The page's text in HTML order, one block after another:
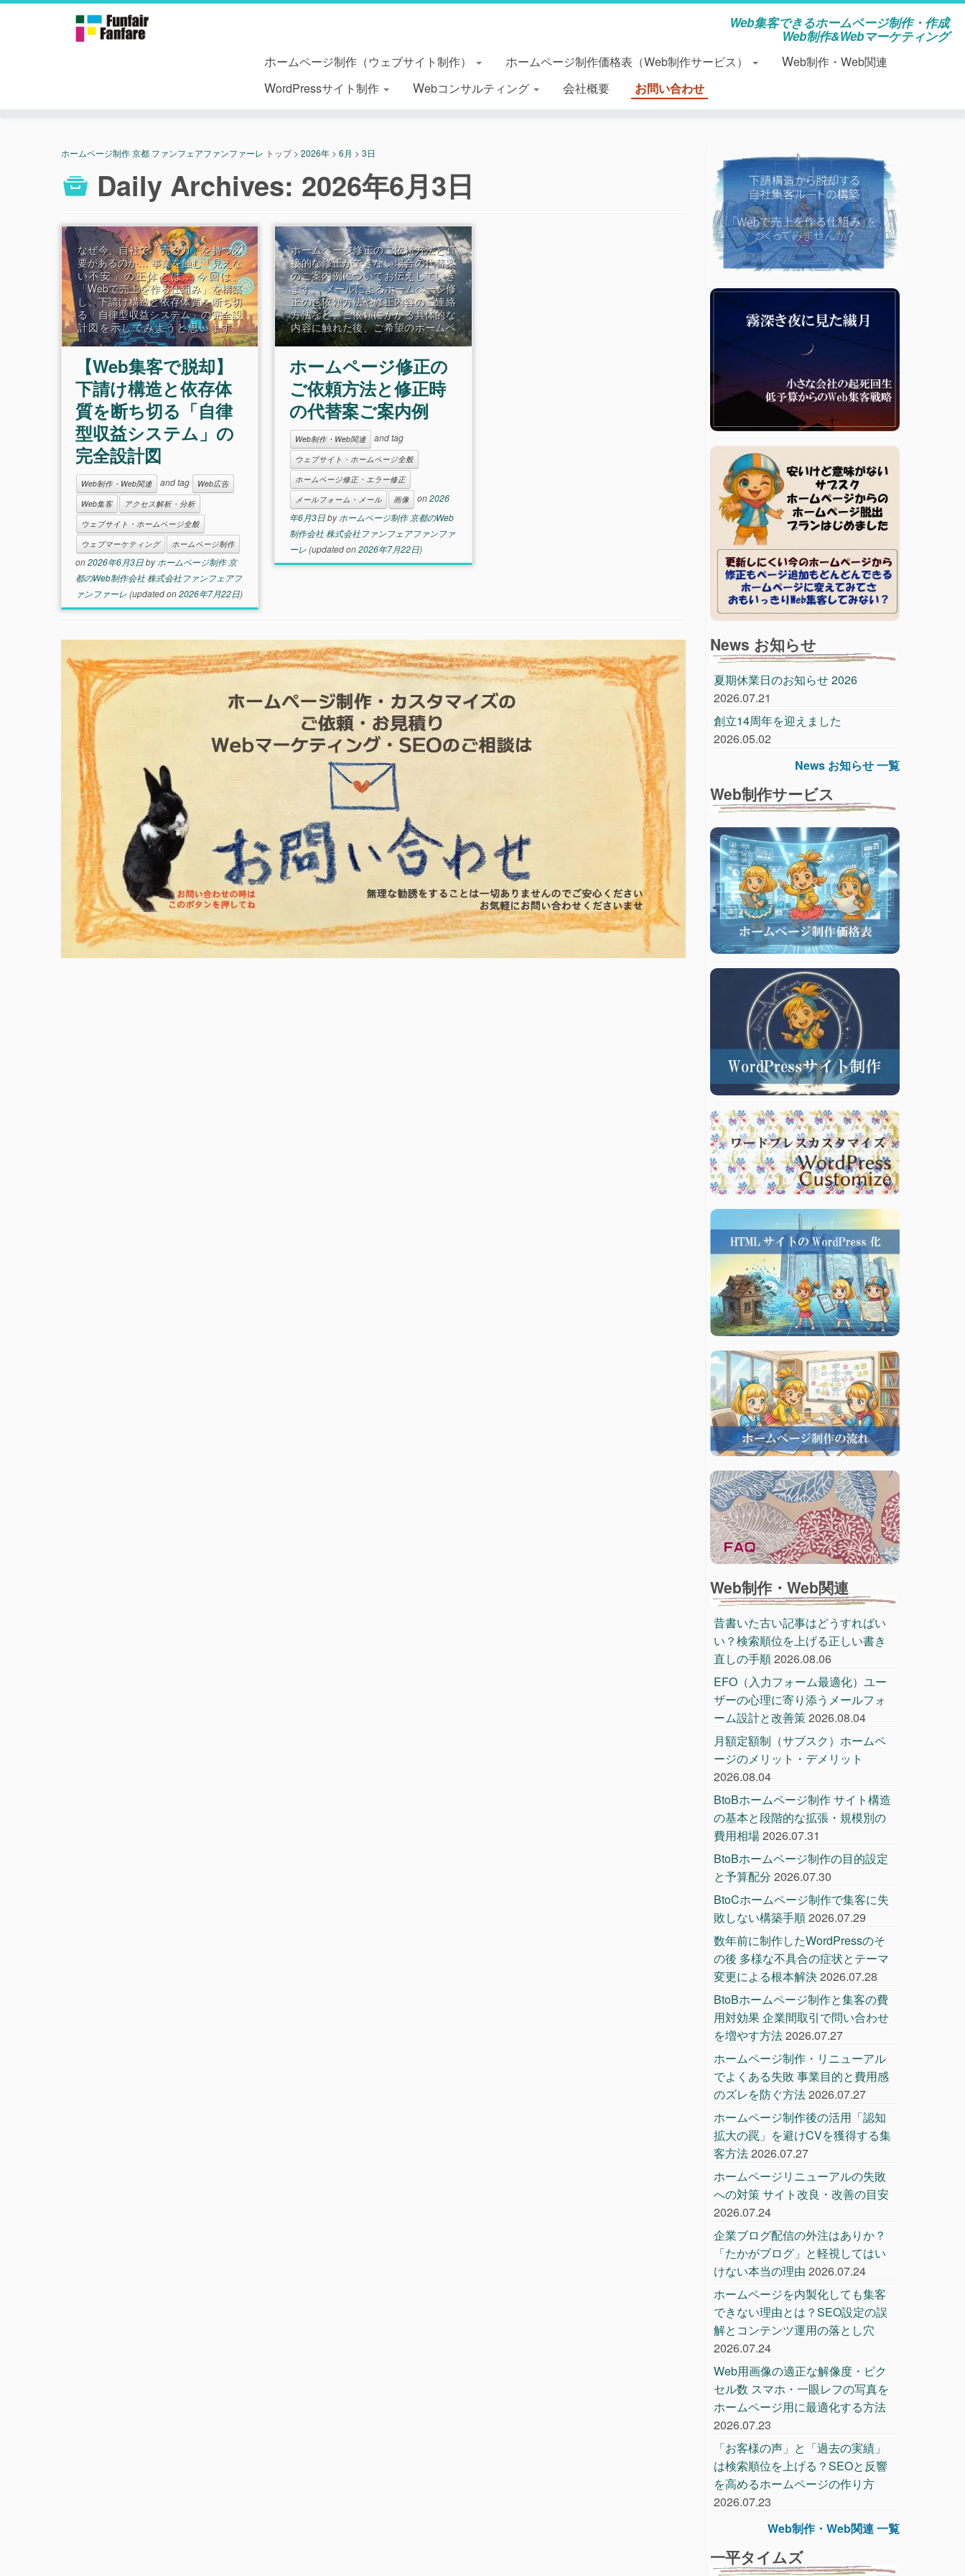
Web集客できるホームページ制作・作成
Web制作&Webマーケティング
ホームページ制作（ウェブサイト制作） ホームページ制作価格表（Web制作サービス）
Web制作・Web関連
WordPressサイト制作
Webコンサルティング 会社概要 お問い合わせ
ホームページ制作 京都 ファンフェアファンファーレ トップ> 2026年 > 6月 > 3日
Daily Archives: 2026年6月3日
なぜ今、自社で「売る力」を持つ必
要があるのか… 事業を蝕む「見えな
い不安」の正体とは… 今回は、
「Webで売上を作る仕組み」を構築
し、下請け構造と依存体質を断ち切
る「自律型収益システム」の完全設
計図を示してみようと思います。
「Web集客」によって、企業の持つ
安」から脱却するというテーマでお
送りします。 端的には、もし代理店
や商社
【Web集客で脱却】
下請け構造と依存体
質を断ち切る「自律
型収益システム」の
完全設計図
Web制作・Web関連 and tag
Web広告
Web集客
アクセス解析・分析
ウェブサイト・ホームページ全般
ウェブマーケティング
ホームページ制作
on2026年6月3日byホームページ制作 京
都のWeb制作会社 株式会社ファンフェアフ
ァンファーレ(updated on2026年7月22日)
ホームページ修正のご依頼方法と直
接的な修正ができない場合の代替案
のご案内例についてお伝えしていき
ます。 メールによるホームページ修
正のご依頼方法や修正内容のご連絡
方法など、ご依頼にかかる具体的な
内容に触れた後、ご希望のホームペ
ージ修正が難しい場合の代替案のご
「ホームページの修正を依頼するに
しても、メールでどうやって伝えた
らい
ホームページ修正の
ご依頼方法と修正時
の代替案ご案内例
Web制作・Web関連 and tag
ウェブサイト・ホームページ全般
ホームページ修正・エラー修正
メールフォーム・メール
画像 on2026
年6月3日 byホームページ制作 京都のWeb
制作会社 株式会社ファンフェアファンファ
ーレ(updated on2026年7月22日)
News お知らせ
夏期休業日のお知らせ 2026
2026.07.21
創立14周年を迎えました
2026.05.02
News お知らせ 一覧
Web制作サービス
Web制作・Web関連
昔書いた古い記事はどうすればい
い？検索順位を上げる正しい書き
直しの手順2026.08.06
EFO（入力フォーム最適化）ユー
ザーの心理に寄り添うメールフォ
ーム設計と改善策2026.08.04
月額定額制（サブスク）ホームペ
ージのメリット・デメリット
2026.08.04
BtoBホームページ制作 サイト構造
の基本と段階的な拡張・規模別の
費用相場2026.07.31
BtoBホームページ制作の目的設定
と予算配分 2026.07.30
BtoCホームページ制作で集客に失
敗しない構築手順2026.07.29
数年前に制作したWordPressのそ
の後 多様な不具合の症状とテーマ
変更による根本解決2026.07.28
BtoBホームページ制作と集客の費
用対効果 企業間取引で問い合わせ
を増やす方法2026.07.27
ホームページ制作・リニューアル
でよくある失敗 事業目的と費用感
のズレを防ぐ方法2026.07.27
ホームページ制作後の活用「認知
拡大の罠」を避けCVを獲得する集
客方法2026.07.27
ホームページリニューアルの失敗
への対策 サイト改良・改善の目安
2026.07.24
企業ブログ配信の外注はありか？
「たかがブログ」と軽視してはい
けない本当の理由 2026.07.24
ホームページを内製化しても集客
できない理由とは？SEO設定の誤
解とコンテンツ運用の落とし穴
2026.07.24
Web用画像の適正な解像度・ピク
セル数 スマホ・一眼レフの写真を
ホームページ用に最適化する方法
2026.07.23
「お客様の声」と「過去の実績」
は検索順位を上げる？SEOと反響
を高めるホームページの作り方
2026.07.23
Web制作・Web関連 一覧
一平タイムズ